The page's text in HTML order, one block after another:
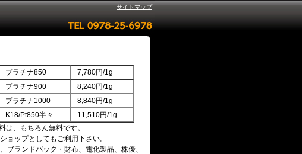
サイトマップ
プラチナ850
7,780円/1g
プラチナ900
8,240円/1g
プラチナ1000
8,840円/1g
K18/Pt850半々
11,510円/1g
、もちろん無料です。
ョップとしてもご利用下さい。
ブランドバック・財布、電化製品、株優、